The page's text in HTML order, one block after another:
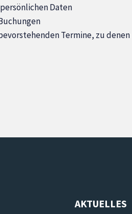
Daten
Termine, zu
AKTUELLES